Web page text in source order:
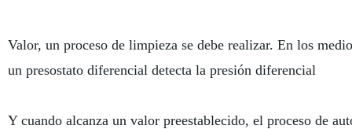
Valor, un proceso de limpieza se debe realizar. En los
un presostato diferencial detecta la presión diferencial
Y cuando alcanza un valor preestablecido, el proceso de